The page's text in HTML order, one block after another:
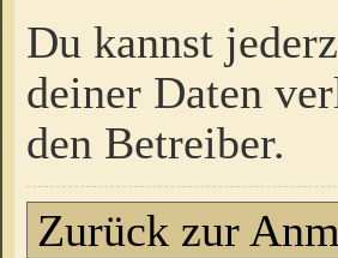
Du kannst
deiner Daten
den Betreiber.
Zurück zur